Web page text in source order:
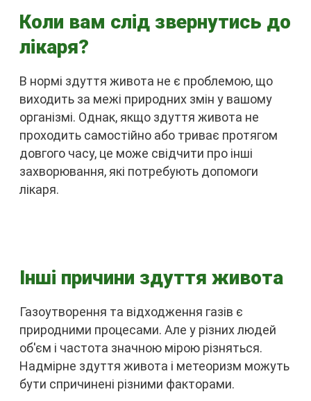
Коли вам слід звернутись до
лікаря?
В нормі здуття живота не є проблемою, що
виходить за межі природних змін у вашому
організмі. Однак, якщо здуття живота не
проходить самостійно або триває протягом
довгого часу, це може свідчити про інші
захворювання, які потребують допомоги
лікаря.
Інші причини здуття живота
Газоутворення та відходження газів є
природними процесами. Але у різних людей
об'єм і частота значною мірою різняться.
Надмірне здуття живота і метеоризм можуть
бути спричинені різними факторами.